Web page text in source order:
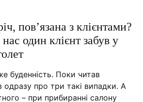
пов’язана з клієнтами?
один клієнт забув у
буденність. Поки читав
одразу про три такі випадки. А
– при прибиранні салону